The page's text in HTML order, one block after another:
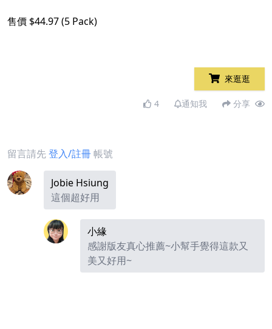
售價 $44.97 (5 Pack)
來逛逛
4 通知我 分享
留言請先登入/註冊帳號
Jobie Hsiung
這個超好用
小緣
感謝版友真心推薦~小幫手覺得這款又
美又好用~